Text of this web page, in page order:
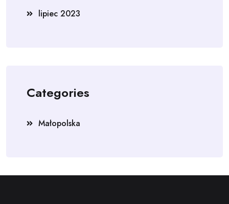
lipiec 2023
Categories
Małopolska